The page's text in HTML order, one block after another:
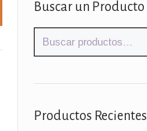
Buscar un Producto
Productos Recientes